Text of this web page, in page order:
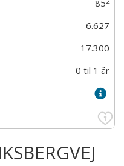
85
6.627
17.300
0 til 1 år